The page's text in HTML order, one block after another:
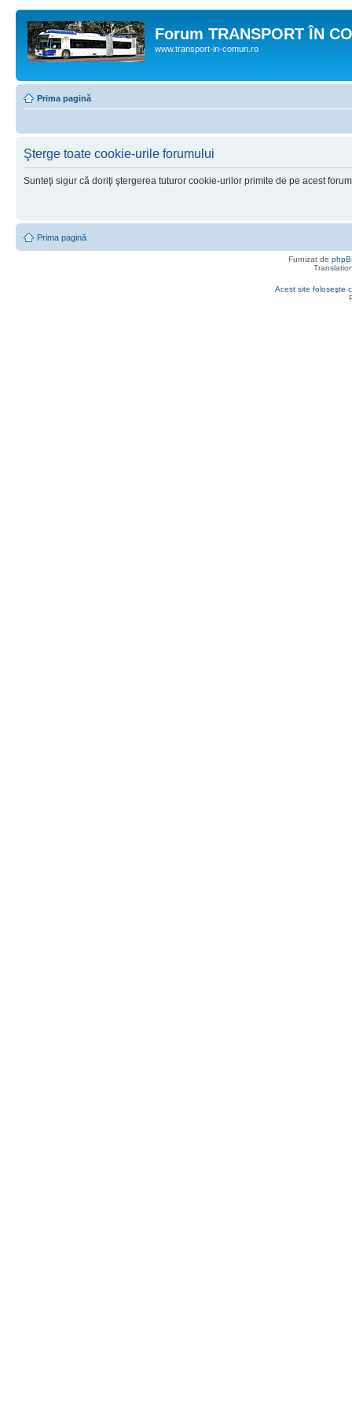
Forum TRANSPORT ÎN
www.transport-in-comun.ro
Prima pagină
Şterge toate cookie-urile forumului
Sunteţi sigur că doriţi ştergerea tuturor cookie-urilor primite de pe acest
Prima pagină
Furnizat de
Acest site foloseşte